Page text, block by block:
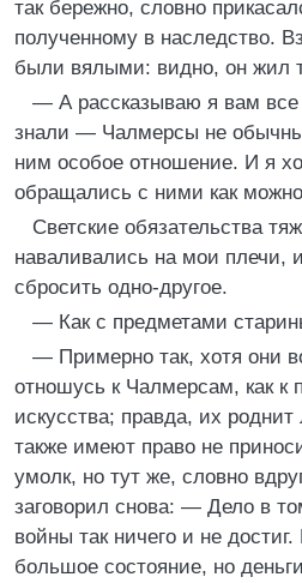
так бережно, словно
полученному в наследство.
были вялыми: видно, он жил
— А рассказываю я вам все
знали — Чалмерсы не
ним особое отношение. И я
обращались с ними как
Светские обязательства
наваливались на мои плечи,
сбросить одно-другое.
— Как с предметами
— Примерно так, хотя они
отношусь к Чалмерсам, как к
искусства; правда, их
также имеют право не
умолк, но тут же, словно
заговорил снова: — Дело в
войны так ничего и не
большое состояние, но